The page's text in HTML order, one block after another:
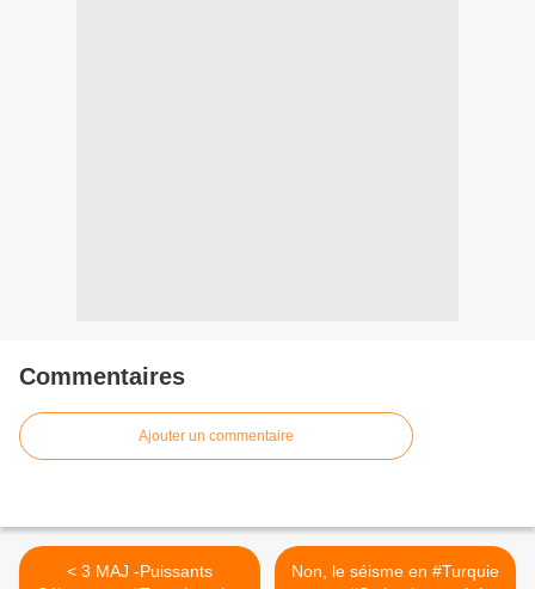
Commentaires
Ajouter un commentaire
< 3 MAJ -Puissants
Non, le séisme en #Turquie